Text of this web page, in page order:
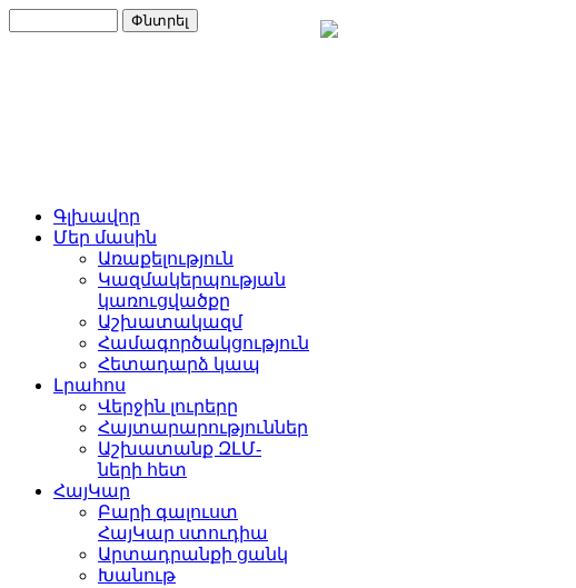
Գլխավոր
Մեր մասին
Առաքելություն
Կազմակերպության
կառուցվածքը
Աշխատակազմ
Համագործակցություն
Հետադարձ կապ
Լրահոս
Վերջին լուրերը
Հայտարարություններ
Աշխատանք ԶԼՄ-
ների հետ
ՀայԿար
Բարի գալուստ
ՀայԿար ստուդիա
Արտադրանքի ցանկ
Խանութ